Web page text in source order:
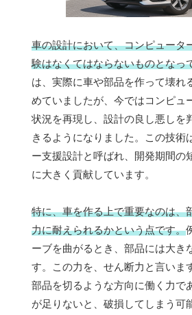
車の設計において、コンピュータ
験はなくてはならないものとなっ
は、実際に車や部品を作って壊れ
めていましたが、今ではコンピュ
状況を再現し、設計の良し悪しを
きるようになりました。この技術
ー支援設計と呼ばれ、開発期間の
に大きく貢献しています。
特に、車を作る上で重要なのは、
力に耐えられるかという点です。
ーブを曲がるとき、部品には大き
す。この力を、せん断力と言いま
部品を切るような方向に働く力で
が足りないと、破損してしまう可